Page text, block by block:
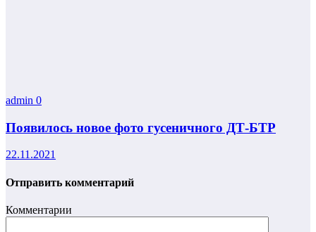
admin 0
Появилось новое фото гусеничного ДТ-БТР
22.11.2021
Отправить комментарий
Комментарии